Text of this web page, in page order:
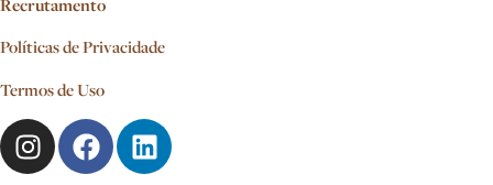
Recrutamento
Políticas de Privacidade
Termos de Uso